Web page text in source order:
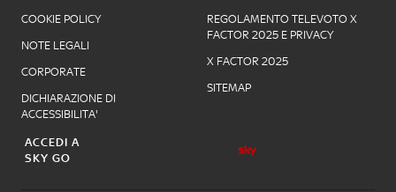
COOKIE POLICY
NOTE LEGALI
CORPORATE
DICHIARAZIONE DI
ACCESSIBILITA'
REGOLAMENTO TELEVOTO X
FACTOR 2025 E PRIVACY
X FACTOR 2025
SITEMAP
ACCEDI A
SKY GO